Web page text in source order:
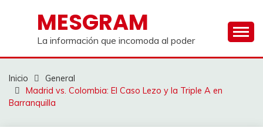
contenidoMESGRAM
La información que incomoda al poder
Inicio
General
Madrid vs. Colombia: El Caso Lezo y la Triple A en
Barranquilla